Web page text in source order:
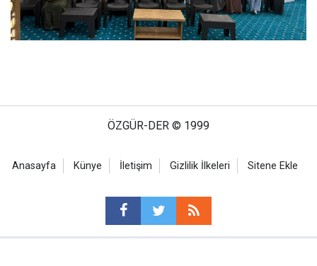
ÖZGÜR-DER © 1999
Anasayfa Künye İletişim Gizlilik İlkeleri Sitene Ekle